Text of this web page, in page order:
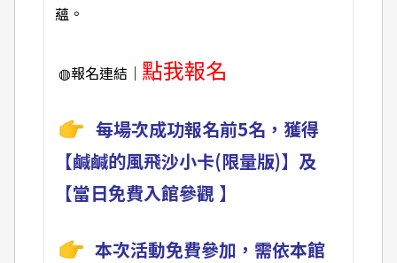
蘊。
◍報名連結｜ 點我報名
每場次成功報名前5名， 獲得
【鹹鹹的風飛沙小卡(限量版)】及
【當日免費入館參觀 】
本次活動免費參加，需依本館